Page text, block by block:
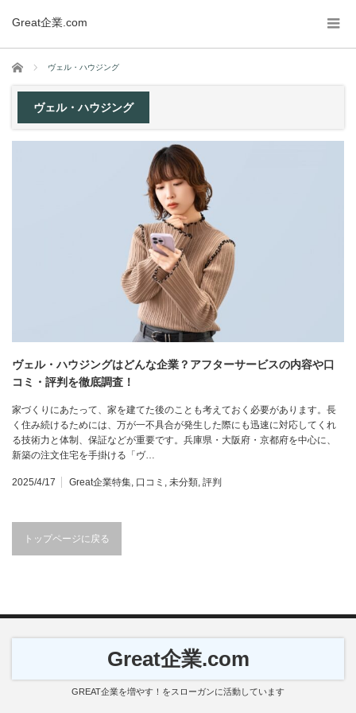
Great企業.com
ホーム ヴェル・ハウジング
ヴェル・ハウジング
ヴェル・ハウジングはどんな企業？アフターサービスの内容や口
コミ・評判を徹底調査！
家づくりにあたって、家を建てた後のことも考えておく必要があります。長
く住み続けるためには、万が一不具合が発生した際にも迅速に対応してくれ
る技術力と体制、保証などが重要です。兵庫県・大阪府・京都府を中心に、
新築の注文住宅を手掛ける「ヴ…
2025/4/17 Great企業特集, 口コミ , 未分類, 評判
トップページに戻る
Great企業.com
GREAT企業を増やす！をスローガンに活動しています